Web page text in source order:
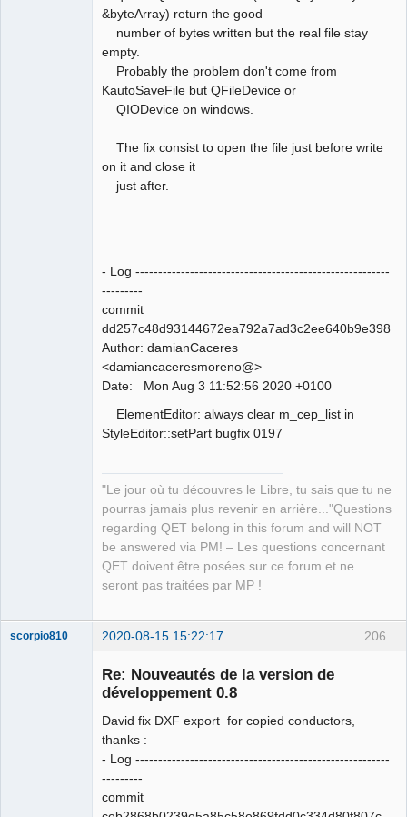
&byteArray) return the good
number of bytes written but the real file stay
empty.
Probably the problem don't come from
KautoSaveFile but QFileDevice or
QIODevice on windows.
The fix consist to open the file just before write
on it and close it
just after.
- Log --------------------------------------------------------
---------
commit
dd257c48d93144672ea792a7ad3c2ee640b9e398
Author: damianCaceres
<damiancaceresmoreno@>
Date: Mon Aug 3 11:52:56 2020 +0100
ElementEditor: always clear m_cep_list in
StyleEditor::setPart bugfix 0197
"Le jour où tu découvres le Libre, tu sais que tu ne
pourras jamais plus revenir en arrière..."Questions
regarding QET belong in this forum and will NOT
be answered via PM! – Les questions concernant
QET doivent être posées sur ce forum et ne
seront pas traitées par MP !
206
scorpio810 2020-08-15 15:22:17
Re: Nouveautés de la version de
développement 0.8
David fix DXF export for copied conductors,
thanks :
- Log --------------------------------------------------------
---------
commit